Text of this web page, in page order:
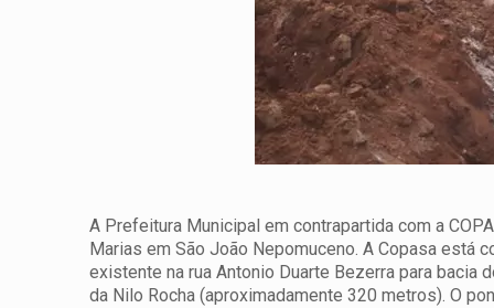
A Prefeitura Municipal em contrapartida com a
Marias em São João Nepomuceno. A Copasa está
existente na rua Antonio Duarte Bezerra para bacia
da Nilo Rocha (aproximadamente 320 metros). O